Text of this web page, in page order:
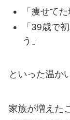
「痩せて
「39歳で
う」
といった温か
家族が増えた